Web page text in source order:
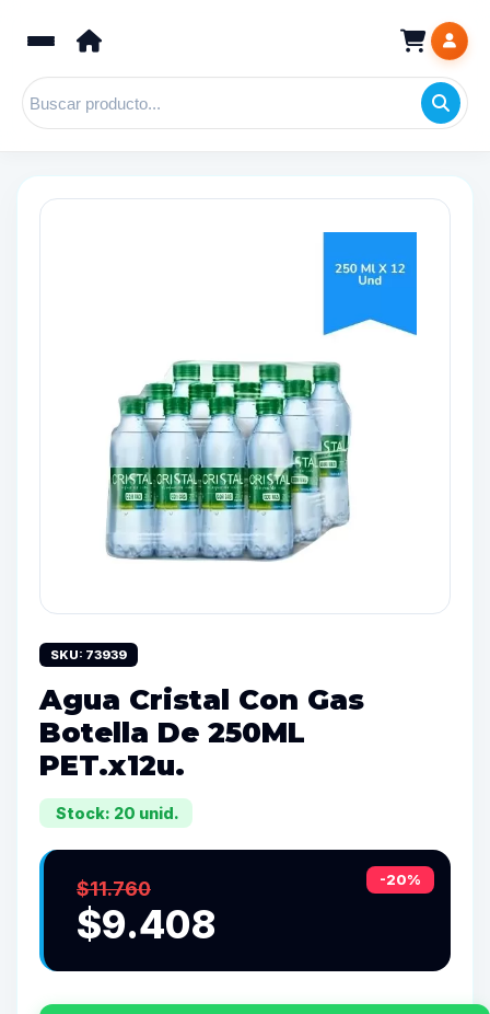
SKU: 73939
Agua Cristal Con Gas
Botella De 250ML
PET.x12u.
Stock: 20 unid.
-20%
$11.760
$9.408